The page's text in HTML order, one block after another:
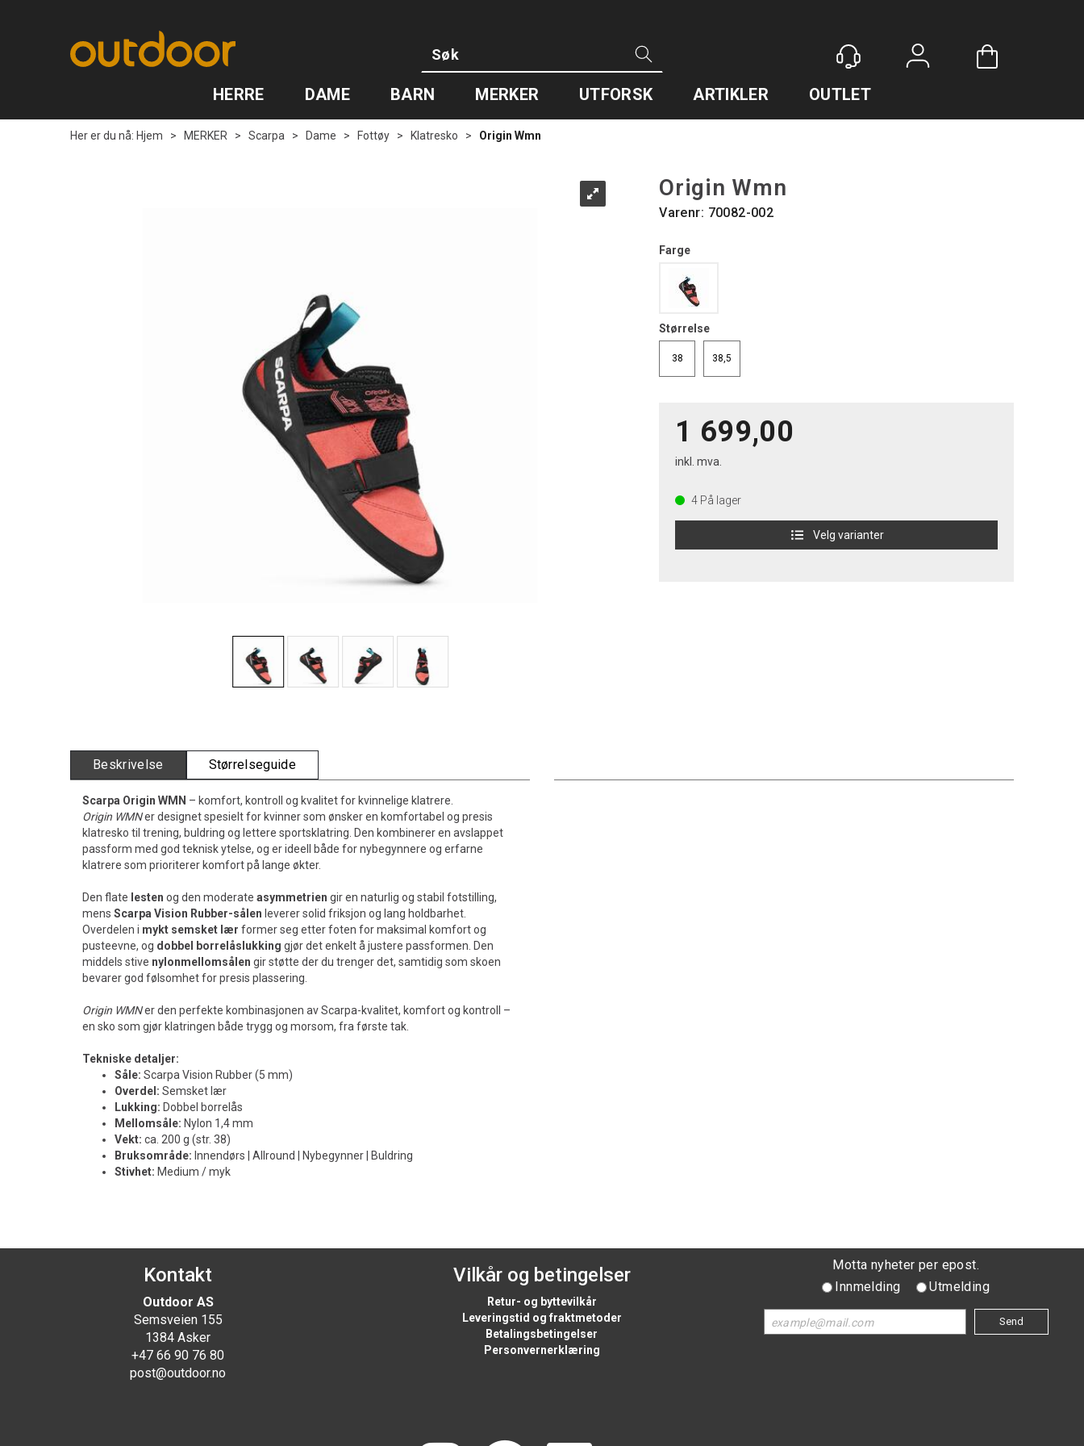
HERRE DAME BARN MERKER UTFORSK ARTIKLER OUTLET
Her er du nå: Hjem > MERKER > Scarpa > Dame > Fottøy > Klatresko > Origin Wmn
Origin Wmn
Varenr: 70082-002
Farge
Størrelse
38 38,5
1 699,00
inkl. mva.
4 På lager
Velg varianter
Beskrivelse Størrelseguide
Scarpa Origin WMN – komfort, kontroll og kvalitet for kvinnelige klatrere.
Origin WMNer designet spesielt for kvinner som ønsker en komfortabel og presis
klatresko til trening, buldring og lettere sportsklatring. Den kombinerer en avslappet
passform med god teknisk ytelse, og er ideell både for nybegynnere og erfarne
klatrere som prioriterer komfort på lange økter.
Den flate lesten og den moderate asymmetrien gir en naturlig og stabil fotstilling,
mens Scarpa Vision Rubber-sålen leverer solid friksjon og lang holdbarhet.
Overdelen i mykt semsket lær former seg etter foten for maksimal komfort og
pusteevne, og dobbel borrelåslukking gjør det enkelt å justere passformen. Den
middels stive nylonmellomsålen gir støtte der du trenger det, samtidig som skoen
bevarer god følsomhet for presis plassering.
Origin WMNer den perfekte kombinasjonen av Scarpa-kvalitet, komfort og kontroll –
en sko som gjør klatringen både trygg og morsom, fra første tak.
Tekniske detaljer:
Såle: Scarpa Vision Rubber (5 mm)
Overdel: Semsket lær
Lukking: Dobbel borrelås
Mellomsåle: Nylon 1,4 mm
Vekt: ca. 200 g (str. 38)
Bruksområde: Innendørs | Allround | Nybegynner | Buldring
Stivhet: Medium / myk
Kontakt
Outdoor AS
Semsveien 155
1384 Asker
+47 66 90 76 80
post@outdoor.no
Vilkår og betingelser
Retur- og byttevilkår
Leveringstid og fraktmetoder
Betalingsbetingelser
Personvernerklæring
Motta nyheter per epost.
Innmelding
Utmelding